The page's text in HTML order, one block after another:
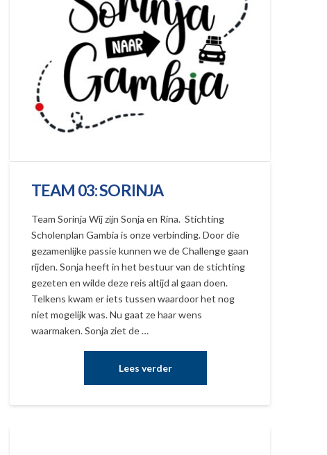
TEAM 03: SORINJA
Team Sorinja Wij zijn Sonja en Rina. Stichting
Scholenplan Gambia is onze verbinding. Door die
gezamenlijke passie kunnen we de Challenge gaan
rijden. Sonja heeft in het bestuur van de stichting
gezeten en wilde deze reis altijd al gaan doen.
Telkens kwam er iets tussen waardoor het nog
niet mogelijk was. Nu gaat ze haar wens
waarmaken. Sonja ziet de …